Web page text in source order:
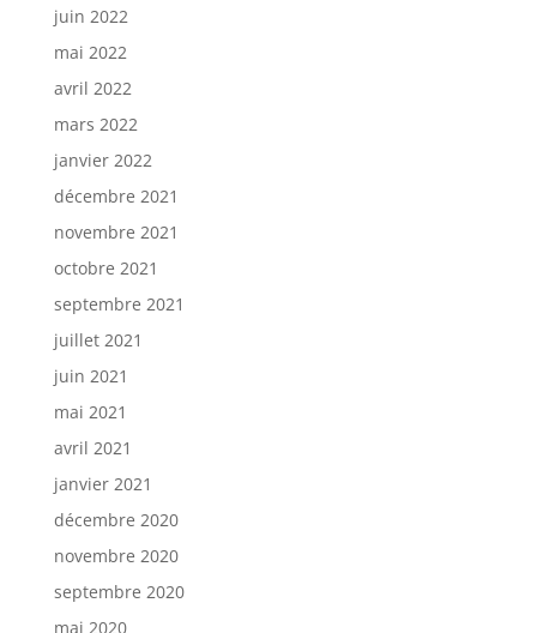
juin 2022
mai 2022
avril 2022
mars 2022
janvier 2022
décembre 2021
novembre 2021
octobre 2021
septembre 2021
juillet 2021
juin 2021
mai 2021
avril 2021
janvier 2021
décembre 2020
novembre 2020
septembre 2020
mai 2020